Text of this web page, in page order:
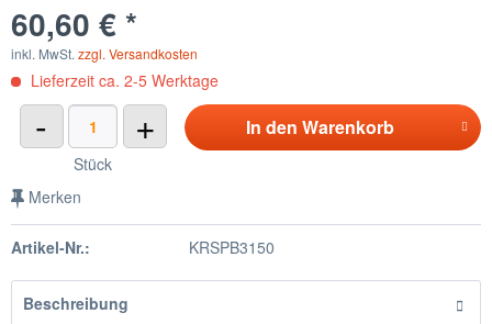
60,60 € *
inkl. MwSt. zzgl. Versandkosten
Lieferzeit ca. 2-5 Werktage
- +
Stück
In den Warenkorb
Merken
Artikel-Nr.: KRSPB3150
Beschreibung